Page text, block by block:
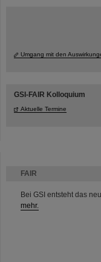
FAIR
Bei GSI entsteht das
mehr.
Umgang mit den
GSI-FAIR Kolloquium
Aktuelle Termine